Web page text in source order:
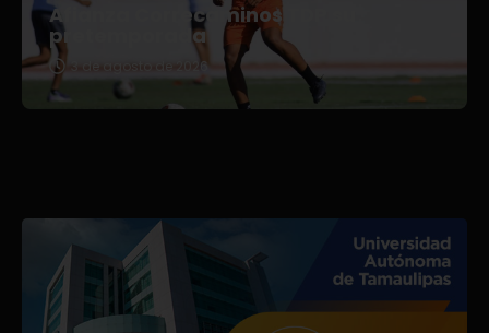
Afianza Correcaminos TDP su
pretemporada
3 de agosto de 2026